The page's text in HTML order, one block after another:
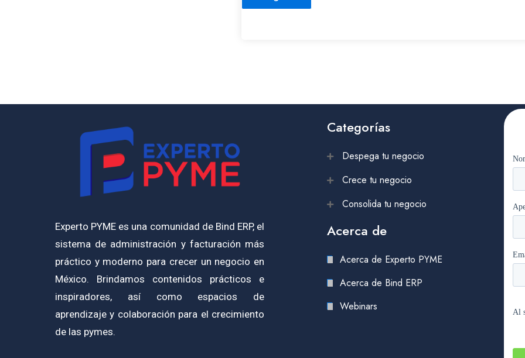
Experto PYME es una comunidad de Bind ERP, el
sistema de administración y facturación más
práctico y moderno para crecer un negocio en
México. Brindamos contenidos prácticos e
inspiradores, así como espacios de
aprendizaje y colaboración para el crecimiento
de las pymes.
Categorías
Despega tu negocio
Crece tu negocio
Consolida tu negocio
Acerca de
Acerca de Experto PYME
Acerca de Bind ERP
Webinars